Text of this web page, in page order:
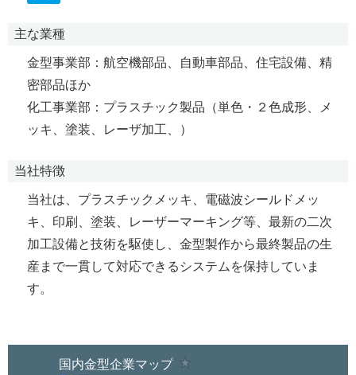
主な業種
金型事業部：航空機部品、自動車部品、住宅設備、精
密部品ほか
化工事業部：プラスチック製品（単色・２色成形、メ
ッキ、塗装、レーザ加工、）
当社特徴
当社は、プラスチックメッキ、電磁波シールドメッ
キ、印刷、塗装、レーザーマーキング等、最新の二次
加工設備と技術を駆使し、金型製作から最終製品の生
産まで一貫して対応できるシステムを保持していま
す。